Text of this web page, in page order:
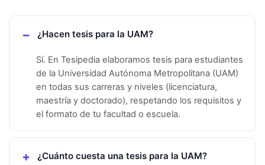
¿Hacen tesis para la UAM?
Sí. En Tesipedia elaboramos tesis para estudiantes
de la Universidad Autónoma Metropolitana (UAM)
en todas sus carreras y niveles (licenciatura,
maestría y doctorado), respetando los requisitos y
el formato de tu facultad o escuela.
¿Cuánto cuesta una tesis para la UAM?